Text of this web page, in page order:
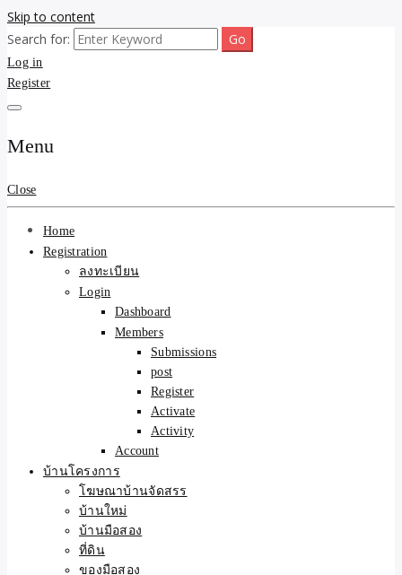
Skip to content
รับจ้างโพสต์ขายบ้าน ขาย
ของ ติดหน้าแรก Google Ai
Search ราคาถูกที่สุด! เน้น
ความคุ้มค่า "ถูกและดีมีอยู่
จริง" (เหมาะกับพ่อค้า
แม่ค้า) บริการโพสต์เว็บ
บอร์ด SEO การันตีงานดี
100% ✨
ขายบ้านไม่ออก ขายสินค้าไม่ได้ บอกเรา! รับจ้างลงโพสต์อสังหาฯ รับโพส
เว็บบอร์ดSEO ดันติดหน้าแรก Google AI ชัวร์ 🎯 … ให้เราจัดการให้! ด้วย
ระบบ AI Search & SEO ที่แม่นยำที่สุด
Search for:
Log in
Register
Menu
Close
Home
Registration
ลงทะเบียน
Login
Dashboard
Members
Submissions
post
Register
Activate
Activity
Account
บ้านโครงการ
โฆษณาบ้านจัดสรร
บ้านใหม่
บ้านมือสอง
ที่ดิน
ของมือสอง